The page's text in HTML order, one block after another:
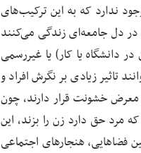
ندارد که به این ترکیب‌های
در دل جامعه‌ای زندگی می‌کنند
دانشگاه یا کار) یا غیررسمی
تاثیر زیادی بر نگرش افراد و
معرض خشونت قرار دارند، چون
مرد حق دارد زن را بزند، این
هنجارهای اجتماعی